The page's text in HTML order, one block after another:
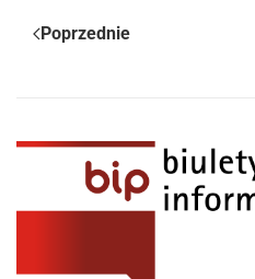
Poprzednie